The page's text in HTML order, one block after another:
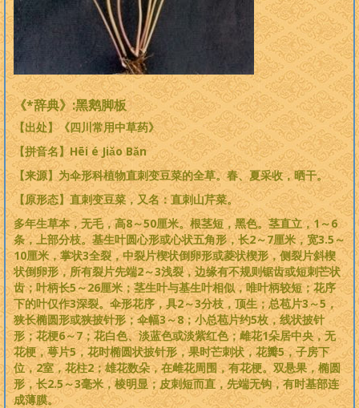
《*辞典》:黑鹅脚板
【出处】《四川常用中草药》
【拼音名】Hēié Jiǎo Bǎn
【来源】为伞形科植物直刺变豆菜的全草。春、夏采收，晒干。
【原形态】直刺变豆菜，又名：直刺山芹菜。
多年生草本，无毛，高8～50厘米。根茎短，黑色。茎直立，1～6
条，上部分枝。基生叶圆心形或心状五角形，长2～7厘米，宽3.5～
10厘米，掌状3全裂，中裂片楔状倒卵形或菱状楔形，侧裂片斜楔
状倒卵形，所有裂片先端2～3浅裂，边缘有不规则锯齿或短刺芒状
齿；叶柄长5～26厘米；茎生叶与基生叶相似，唯叶柄较短；花序
下的叶仅作3深裂。伞形花序，具2～3分枝，顶生；总苞片3～5，
狭长椭圆形或狭披针形；伞幅3～8；小总苞片约5枚，线状披针
形；花梗6～7；花白色、淡蓝色或淡紫红色；雌花1朵居中央，无
花梗，萼片5，花时椭圆状披针形，果时芒刺状，花瓣5，子房下
位，2室，花柱2；雄花数朵，在雌花周围，有花梗。双悬果，椭圆
形，长2.5～3毫米，棱明显；皮刺短而直，先端无钩，有时基部连
成薄膜。